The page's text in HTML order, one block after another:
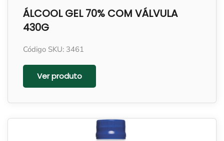
ÁLCOOL GEL 70% COM VÁLVULA
430G
Código SKU: 3461
Ver produto